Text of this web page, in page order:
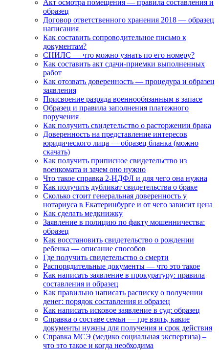
Акт осмотра помещения — правила составления и
образец
Договор ответственного хранения 2018 — образец
написания
Как составить сопроводительное письмо к
документам?
СНИЛС — что можно узнать по его номеру?
Как составить акт сдачи-приемки выполненных
работ
Как отозвать доверенность — процедура и образец
заявления
Присвоение разряда военнообязанным в запасе
Образец и правила заполнения платежного
поручения
Как получить свидетельство о расторжении брака
Доверенность на представление интересов
юридического лица — образец бланка (можно
скачать)
Как получить приписное свидетельство из
военкомата и зачем оно нужно
Что такое справка 2-НДФЛ и для чего она нужна
Как получить дубликат свидетельства о браке
Сколько стоит генеральная доверенность у
нотариуса в Екатеринбурге и от чего зависит цена
Как сделать медкнижку
Заявление в полицию по факту мошенничества:
образец
Как восстановить свидетельство о рождении
ребенка — описание способов
Где получить свидетельство о смерти
Распорядительные документы — что это такое
Как написать заявление в прокуратуру: правила
составления и образец
Как правильно написать расписку о получении
денег: порядок составления и образец
Как написать исковое заявление в суд: образец
Справка о составе семьи — где взять, какие
документы нужны для получения и срок действия
Справка МСЭ (медико социальная экспертиза) –
что это такое и когда необходима